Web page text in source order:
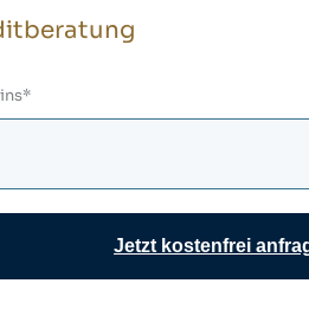
Jetzt kostenfrei